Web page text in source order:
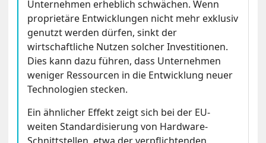
Unternehmen erheblich schwächen. Wenn
proprietäre Entwicklungen nicht mehr exklusiv
genutzt werden dürfen, sinkt der
wirtschaftliche Nutzen solcher Investitionen.
Dies kann dazu führen, dass Unternehmen
weniger Ressourcen in die Entwicklung neuer
Technologien stecken.
Ein ähnlicher Effekt zeigt sich bei der EU-
weiten Standardisierung von Hardware-